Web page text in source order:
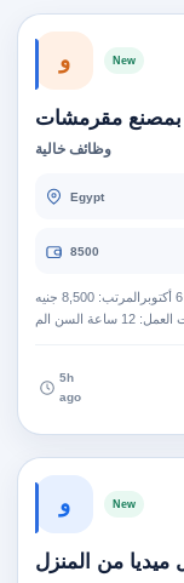
و New
بمصنع مقرمشات
وظائف خالية
Egypt
8500
مطلوب أفراد أمن للعمل بمصنع مقرمشات مكان العمل: 6 أكتوبرالمرتب: 8,500 جنيه
5h
ago
و New
من المنزل